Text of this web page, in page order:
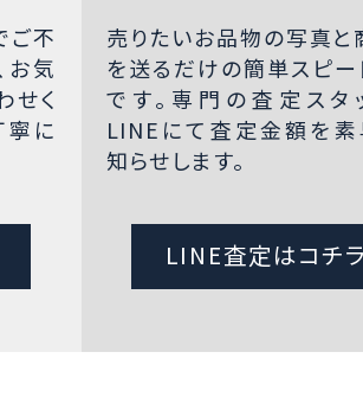
ご不
お気
せく
寧に
売りたいお品物の写真と
を送るだけの簡単スピー
です。専門の査定スタ
LINEにて査定金額を素
知らせします。
LINE査定はコチラ